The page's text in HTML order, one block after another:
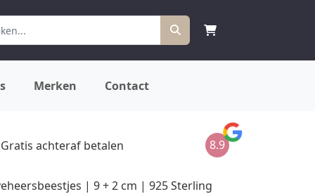
Merken Contact
Gratis achteraf betalen 8.9
| 9 + 2 cm | 925 Sterling